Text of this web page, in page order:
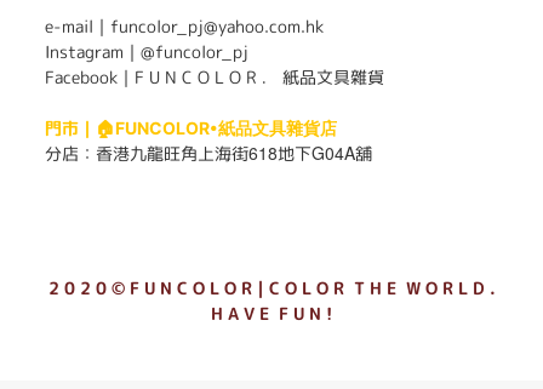
e-mail｜funcolor_pj@yahoo.com.hk
Instagram｜ @funcolor_pj
Facebook｜ F U N C O L O R ． 紙品文具雜貨
門市｜ 🏠FUNCOLOR•紙品文具雜貨店
分店： 香港九龍旺角上海街618地下G04A舖
2 0 2 0 © F U N C O L O R｜C O L O R T H E W O R L D .
H A V E F U N !